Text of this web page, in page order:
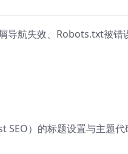
导航失效、Robots.txt被错
SEO）的标题设置与主题代